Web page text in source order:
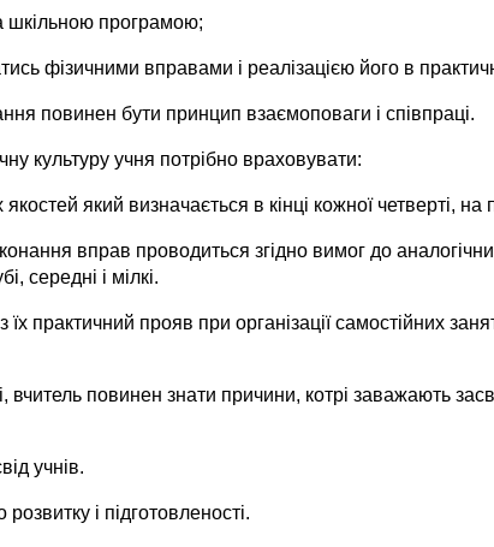
шкільною програмою;
фізичними вправами і реалізацією його в
повинен бути принцип взаємоповаги і співпраці.
культуру учня потрібно враховувати:
який визначається в кінці кожної четверті, на
вправ проводиться згідно вимог до
середні і мілкі.
практичний прояв при організації самостійних
вчитель повинен знати причини, котрі заважають
учнів.
і підготовленості.